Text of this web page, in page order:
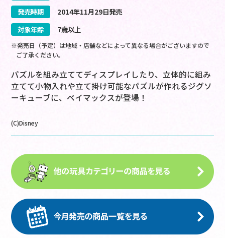
発売時期
2014年11月29日発売
対象年齢
7歳以上
※発売日（予定）は地域・店舗などによって異なる場合がございますので
ご了承ください。
パズルを組み立ててディスプレイしたり、立体的に組み
立てて小物入れや立て掛け可能なパズルが作れるジグソ
ーキューブに、ベイマックスが登場！
(C)Disney